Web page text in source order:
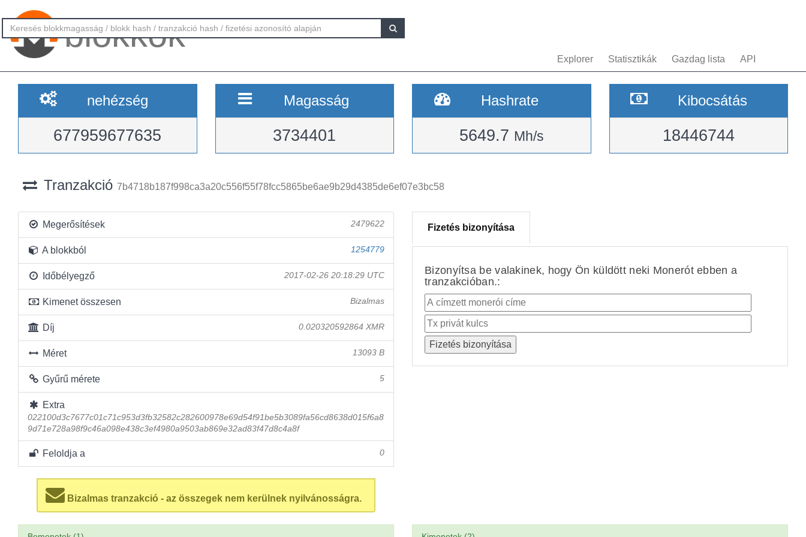
blokkok
Explorer Statisztikák Gazdag lista API
nehézség
677959677635
Magasság
3734401
Hashrate
5649.7 Mh/s
Kibocsátás
18446744
Tranzakció 7b4718b187f998ca3a20c556f55f78fcc5865be6ae9b29d4385de6ef07e3bc58
Megerősítések 2479622
A blokkból 1254779
Időbélyegző 2017-02-26 20:18:29 UTC
Kimenet összesen Bizalmas
Díj 0.020320592864 XMR
Méret 13093 B
Gyűrű mérete 5
Extra
022100d3c7677c01c71c953d3fb32582c282600978e69d54f91be5b3089fa56cd8638d015f6a8
9d71e728a98f9c46a098e438c3ef4980a9503ab869e32ad83f47d8c4a8f
Feloldja a 0
Bizalmas tranzakció - az összegek nem kerülnek nyilvánosságra.
Fizetés bizonyítása
Bizonyítsa be valakinek, hogy Ön küldött neki Monerót ebben a
tranzakcióban.: